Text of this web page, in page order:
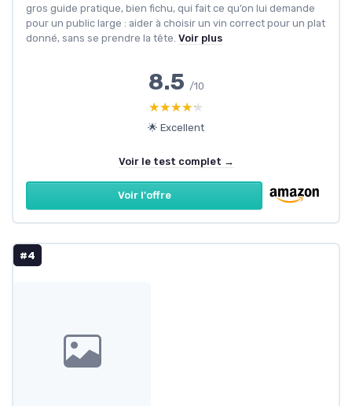
gros guide pratique, bien fichu, qui fait ce qu’on lui demande
pour un public large : aider à choisir un vin correct pour un plat
donné, sans se prendre la tête. Voir plus
8.5 /10
★★★★★
★★★★★
🌟 Excellent
Voir le test complet →
Voir l'offre
#4